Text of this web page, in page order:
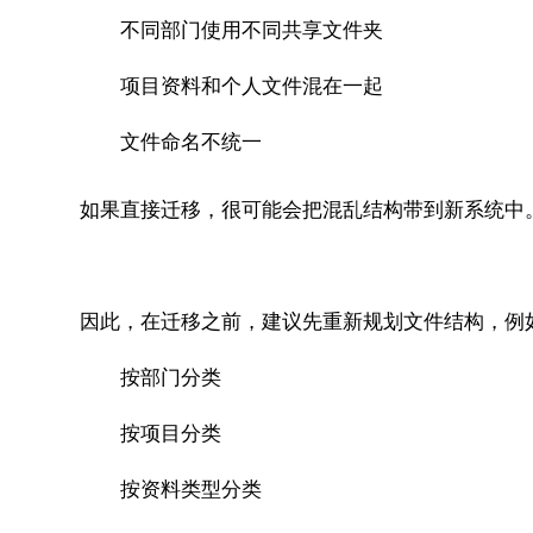
不同部门使用不同共享文件夹
项目资料和个人文件混在一起
文件命名不统一
如果直接迁移，很可能会把混乱结构带到新系统中
因此，在迁移之前，建议先重新规划文件结构，例
按部门分类
按项目分类
按资料类型分类